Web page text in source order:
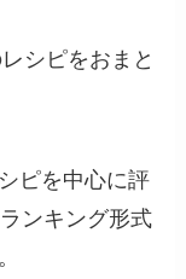
シピをおまと
ピを中心に評
ンキング形式